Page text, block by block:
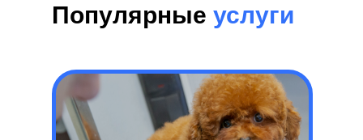
Популярные услуги